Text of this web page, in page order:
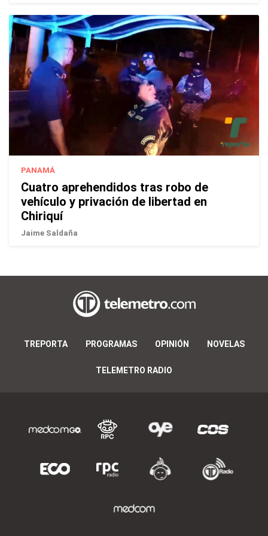
PANAMÁ
Cuatro aprehendidos tras robo de
vehículo y privación de libertad en
Chiriquí
Jaime Saldaña
TREPORTA PROGRAMAS OPINIÓN NOVELAS
TELEMETRO RADIO